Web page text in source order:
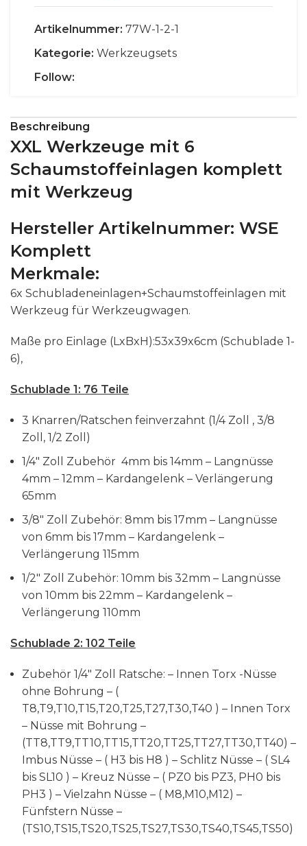
Artikelnummer: 77W-1-2-1
Kategorie: Werkzeugsets
Follow:
Beschreibung
XXL Werkzeuge mit 6
Schaumstoffeinlagen komplett
mit Werkzeug
Hersteller Artikelnummer: WSE
Komplett
Merkmale:
6x Schubladeneinlagen+Schaumstoffeinlagen mit
Werkzeug für Werkzeugwagen.
Maße pro Einlage (LxBxH):53x39x6cm (Schublade 1-
6),
Schublade 1: 76 Teile
3 Knarren/Ratschen feinverzahnt (1/4 Zoll , 3/8
Zoll, 1/2 Zoll)
1/4″ Zoll Zubehör 4mm bis 14mm – Langnüsse
4mm – 12mm – Kardangelenk – Verlängerung
65mm
3/8″ Zoll Zubehör: 8mm bis 17mm – Langnüsse
von 6mm bis 17mm – Kardangelenk –
Verlängerung 115mm
1/2″ Zoll Zubehör: 10mm bis 32mm – Langnüsse
von 10mm bis 22mm – Kardangelenk –
Verlängerung 110mm
Schublade 2: 102 Teile
Zubehör 1/4″ Zoll Ratsche: – Innen Torx -Nüsse
ohne Bohrung – (
T8,T9,T10,T15,T20,T25,T27,T30,T40 ) – Innen Torx
– Nüsse mit Bohrung –
(TT8,TT9,TT10,TT15,TT20,TT25,TT27,TT30,TT40) –
Imbus Nüsse – ( H3 bis H8 ) – Schlitz Nüsse – ( SL4
bis SL10 ) – Kreuz Nüsse – ( PZ0 bis PZ3, PH0 bis
PH3 ) – Vielzahn Nüsse – ( M8,M10,M12) –
Fünfstern Nüsse –
(TS10,TS15,TS20,TS25,TS27,TS30,TS40,TS45,TS50)